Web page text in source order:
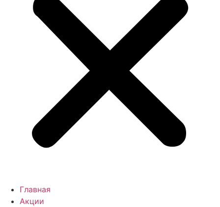
Главная
Акции